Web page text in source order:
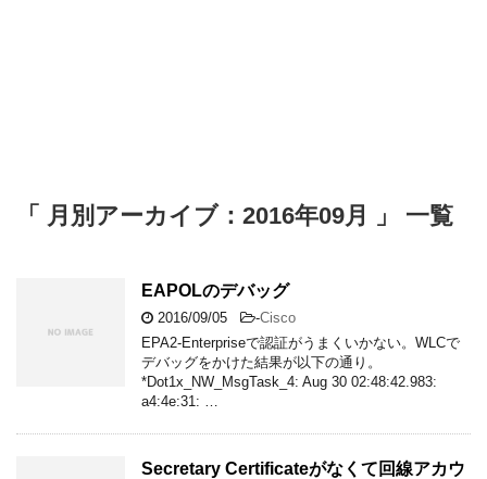
「 月別アーカイブ：2016年09月 」 一覧
EAPOLのデバッグ
2016/09/05 -Cisco
EPA2-Enterpriseで認証がうまくいかない。WLCで
デバッグをかけた結果が以下の通り。
*Dot1x_NW_MsgTask_4: Aug 30 02:48:42.983:
a4:4e:31: …
Secretary Certificateがなくて回線アカウ